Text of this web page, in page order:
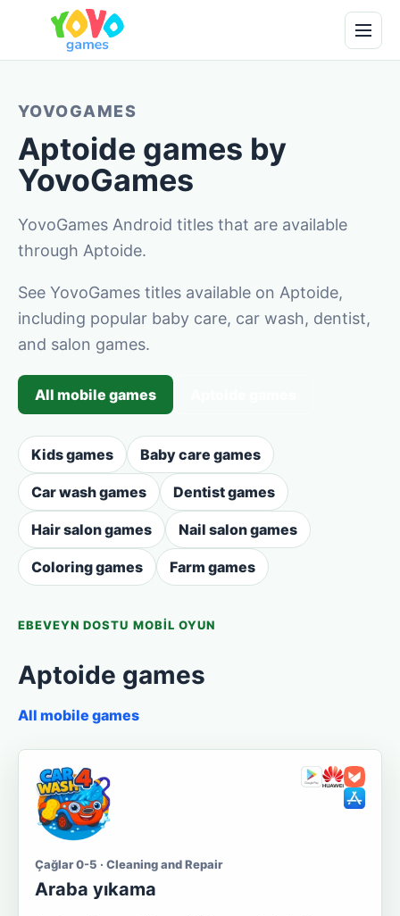
YOVOGAMES
Aptoide games by
YovoGames
YovoGames Android titles that are available
through Aptoide.
See YovoGames titles available on Aptoide,
including popular baby care, car wash, dentist,
and salon games.
All mobile games
Kids games Baby care games
Car wash games Dentist games
Hair salon games Nail salon games
Coloring games Farm games
EBEVEYN DOSTU MOBIL OYUN
Aptoide games
All mobile games
Çağlar 0-5 · Cleaning and Repair
Araba yıkama